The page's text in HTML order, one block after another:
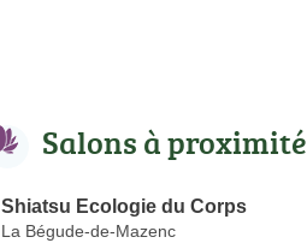
Salons à proximité
Shiatsu Ecologie du Corps
La Bégude-de-Mazenc